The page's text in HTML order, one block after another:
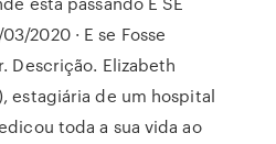
2020 · E se Fosse
Descrição. Elizabeth
estagiária de um hospital
toda a sua vida ao